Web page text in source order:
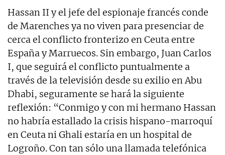
Hassan II y el jefe del espionaje francés conde
de Marenches ya no viven para presenciar de
cerca el conflicto fronterizo en Ceuta entre
España y Marruecos. Sin embargo, Juan Carlos
I, que seguirá el conflicto puntualmente a
través de la televisión desde su exilio en Abu
Dhabi, seguramente se hará la siguiente
reflexión: “Conmigo y con mi hermano Hassan
no habría estallado la crisis hispano-marroquí
en Ceuta ni Ghali estaría en un hospital de
Logroño. Con tan sólo una llamada telefónica